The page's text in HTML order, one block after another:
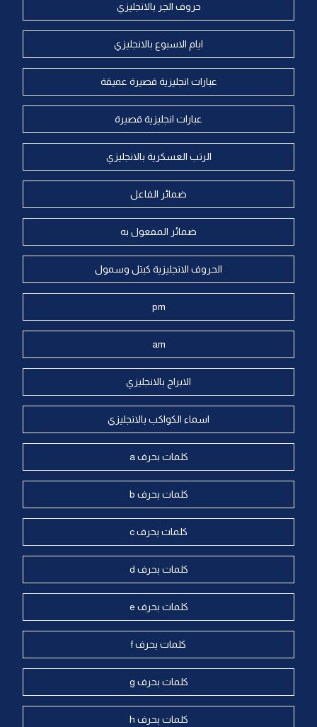
حروف الجر بالانجليزي
ايام الاسبوع بالانجليزي
عبارات انجليزية قصيرة عميقة
عبارات انجليزية قصيرة
الرتب العسكرية بالانجليزي
ضمائر الفاعل
ضمائر المفعول به
الحروف الانجليزية كبتل وسمول
pm
am
الابراج بالانجليزي
اسماء الكواكب بالانجليزي
كلمات بحرف a
كلمات بحرف b
كلمات بحرف c
كلمات بحرف d
كلمات بحرف e
كلمات بحرف f
كلمات بحرف g
كلمات بحرف h